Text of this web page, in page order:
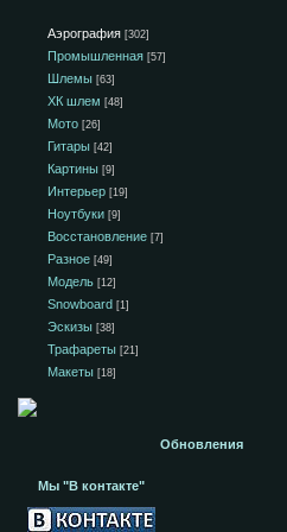
Аэрография [302]
Промышленная [57]
Шлемы [63]
ХК шлем [48]
Мото [26]
Гитары [42]
Картины [9]
Интерьер [19]
Ноутбуки [9]
Восстановление [7]
Разное [49]
Модель [12]
Snowboard [1]
Эскизы [38]
Трафареты [21]
Макеты [18]
Обновления
Мы "В контакте"